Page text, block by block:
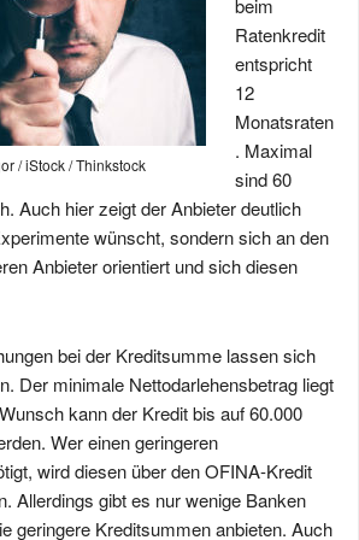
/ iStock / Thinkstock
beim
Ratenkredit
entspricht
12
Monatsraten
. Maximal
sind 60
Auch hier zeigt der Anbieter deutlich
wünscht, sondern sich an den
Anbieter orientiert und sich diesen
bei der Kreditsumme lassen sich
Der minimale Nettodarlehensbetrag liegt
kann der Kredit bis auf 60.000
Wer einen geringeren
wird diesen über den OFINA-Kredit
Allerdings gibt es nur wenige Banken
geringere Kreditsummen anbieten. Auch